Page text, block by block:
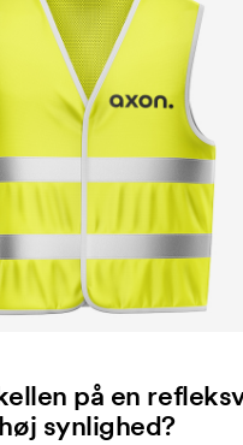
på en
synlighed?